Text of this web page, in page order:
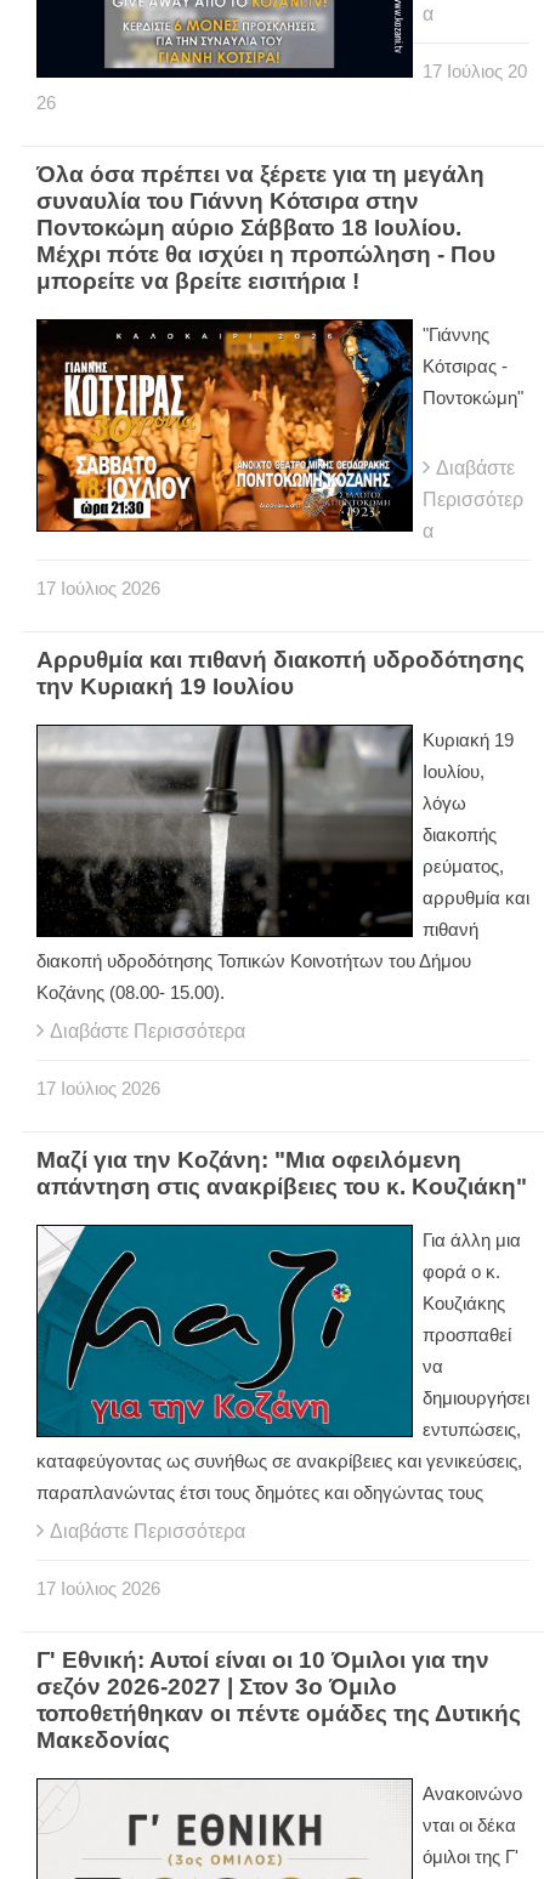
α
17 Ιούλιος 20
26
Όλα όσα πρέπει να ξέρετε για τη μεγάλη
συναυλία του Γιάννη Κότσιρα στην
Ποντοκώμη αύριο Σάββατο 18 Ιουλίου.
Μέχρι πότε θα ισχύει η προπώληση - Που
μπορείτε να βρείτε εισιτήρια !
"Γιάννης
Κότσιρας -
Ποντοκώμη"
Διαβάστε
Περισσότερ
α
17 Ιούλιος 2026
Αρρυθμία και πιθανή διακοπή υδροδότησης
την Κυριακή 19 Ιουλίου
Κυριακή 19
Ιουλίου,
λόγω
διακοπής
ρεύματος,
αρρυθμία και
πιθανή
διακοπή υδροδότησης Τοπικών Κοινοτήτων του Δήμου
Κοζάνης (08.00- 15.00).
Διαβάστε Περισσότερα
17 Ιούλιος 2026
Μαζί για την Κοζάνη: "Μια οφειλόμενη
απάντηση στις ανακρίβειες του κ. Κουζιάκη"
Για άλλη μια
φορά ο κ.
Κουζιάκης
προσπαθεί
να
δημιουργήσει
εντυπώσεις,
καταφεύγοντας ως συνήθως σε ανακρίβειες και γενικεύσεις,
παραπλανώντας έτσι τους δημότες και οδηγώντας τους
Διαβάστε Περισσότερα
17 Ιούλιος 2026
Γ' Εθνική: Αυτοί είναι οι 10 Όμιλοι για την
σεζόν 2026-2027 | Στον 3ο Όμιλο
τοποθετήθηκαν οι πέντε ομάδες της Δυτικής
Μακεδονίας
Ανακοινώνο
νται οι δέκα
όμιλοι της Γ'